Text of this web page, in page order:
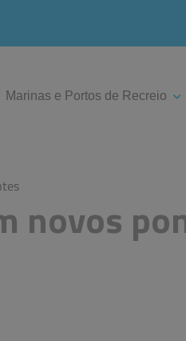
Marinas e Portos de Recreio
novos